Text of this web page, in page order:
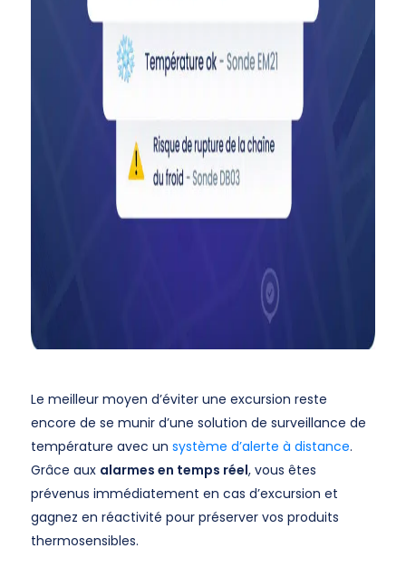
Le meilleur moyen d’éviter une excursion reste
encore de se munir d’une solution de surveillance de
température avec un système d’alerte à distance.
Grâce aux alarmes en temps réel, vous êtes
prévenus immédiatement en cas d’excursion et
gagnez en réactivité pour préserver vos produits
thermosensibles.